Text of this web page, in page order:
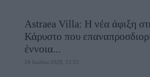
Astraea Villa: Η νέα άφιξη
Κάρυστο που
έννοια...
24 Ιουλίου 2026, 12:55